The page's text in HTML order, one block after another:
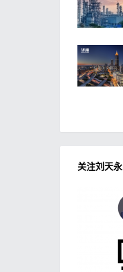
关注刘天永